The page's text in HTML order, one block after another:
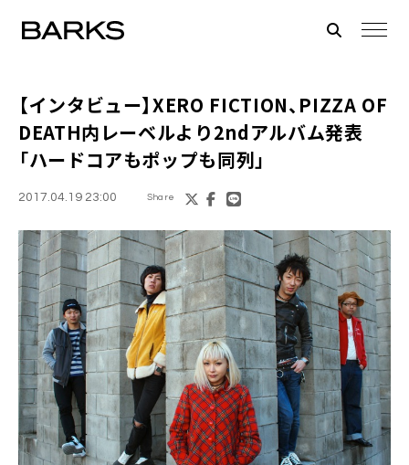
【インタビュー】XERO FICTION、PIZZA OF
DEATH内レーベルより2ndアルバム発表
「ハードコアもポップも同列」
2017.04.19 23:00 Share